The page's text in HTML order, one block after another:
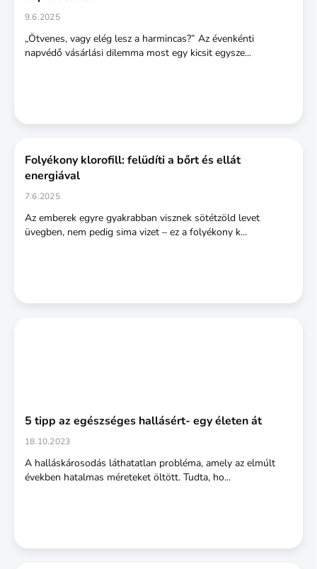
9.6.2025
„Ötvenes, vagy elég lesz a harmincas?” Az évenkénti
napvédő vásárlási dilemma most egy kicsit egysze...
Folyékony klorofill: felüdíti a bőrt és ellát
energiával
7.6.2025
Az emberek egyre gyakrabban visznek sötétzöld levet
üvegben, nem pedig sima vizet – ez a folyékony k...
5 tipp az egészséges hallásért- egy életen át
18.10.2023
A halláskárosodás láthatatlan probléma, amely az elmúlt
években hatalmas méreteket öltött. Tudta, ho...